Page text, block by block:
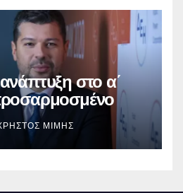
στο α΄
δισ.
ΜΊΜΗΣ